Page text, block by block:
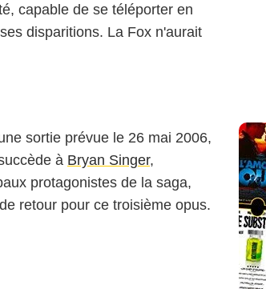
capable de se téléporter en
disparitions. La Fox n'aurait
sortie prévue le 26 mai 2006,
à Bryan Singer,
protagonistes de la saga,
retour pour ce troisième opus.